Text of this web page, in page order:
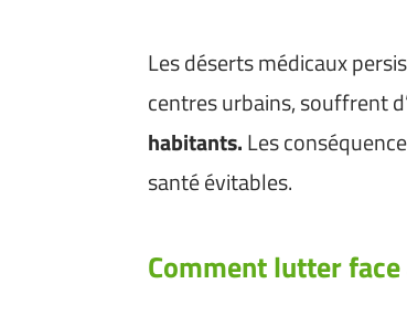
Les déserts médicaux
centres urbains, souffrent
habitants.Les
santé évitables.
Comment lutter